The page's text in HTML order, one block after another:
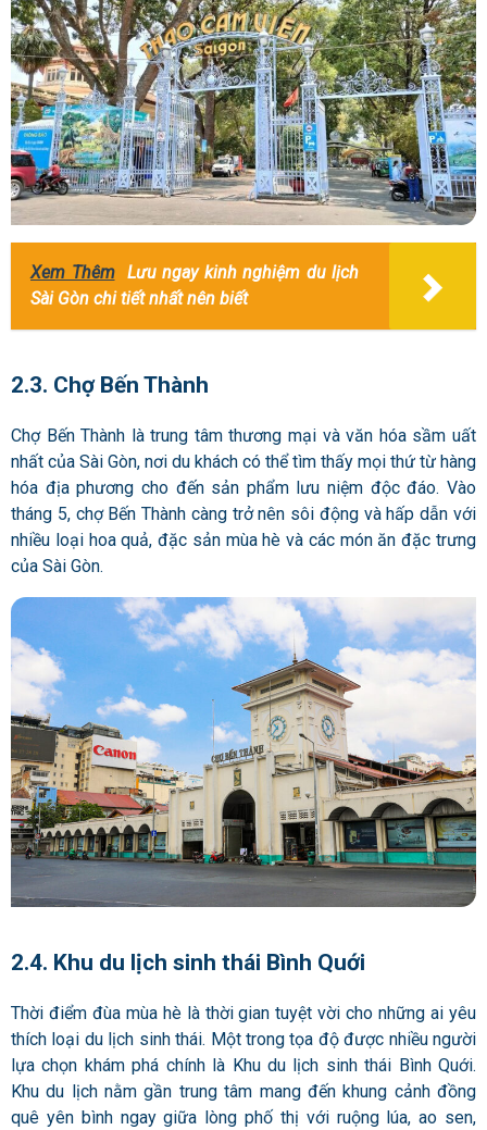
Xem Thêm
Lưu ngay kinh nghiệm du lịch
Sài Gòn chi tiết nhất nên biết
2.3. Chợ Bến Thành
Chợ Bến Thành là trung tâm thương mại và văn hóa sầm uất
nhất của Sài Gòn, nơi du khách có thể tìm thấy mọi thứ từ hàng
hóa địa phương cho đến sản phẩm lưu niệm độc đáo. Vào
tháng 5, chợ Bến Thành càng trở nên sôi động và hấp dẫn với
nhiều loại hoa quả, đặc sản mùa hè và các món ăn đặc trưng
của Sài Gòn.
2.4. Khu du lịch sinh thái Bình Quới
Thời điểm đùa mùa hè là thời gian tuyệt vời cho những ai yêu
thích loại du lịch sinh thái. Một trong tọa độ được nhiều người
lựa chọn khám phá chính là Khu du lịch sinh thái Bình Quới.
Khu du lịch nằm gần trung tâm mang đến khung cảnh đồng
quê yên bình ngay giữa lòng phố thị với ruộng lúa, ao sen,